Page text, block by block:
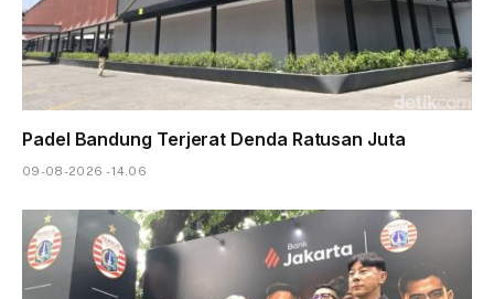
Padel Bandung Terjerat Denda Ratusan Juta
09-08-2026 - 14.06